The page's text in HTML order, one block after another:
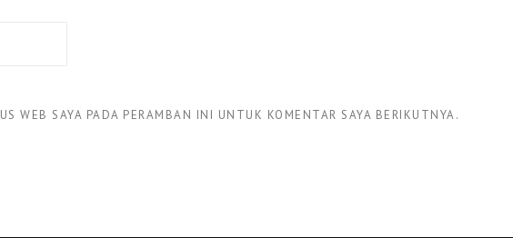
WEB SAYA PADA PERAMBAN INI UNTUK KOMENTAR SAYA BERIKUTNYA.